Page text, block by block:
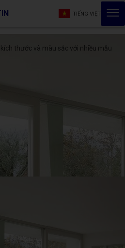
TIẾNG VIỆT
thước và màu sắc với nhiều mẫu